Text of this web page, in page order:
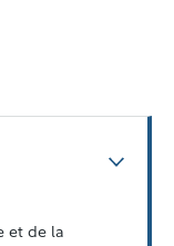
et de la